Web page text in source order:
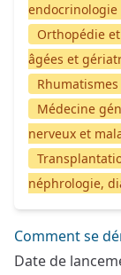
endocrinologie
Orthopédie
âgées et
Rhumatismes
Médecine
nerveux et
néphrologie,
Comment se
Date de